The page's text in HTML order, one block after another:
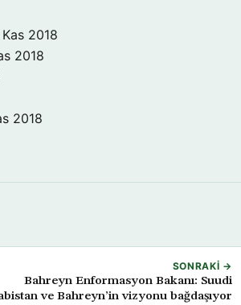
Kas 2018
2018
2018
SONRAKI →
Bahreyn Enformasyon Bakanı: Suudi
ve Bahreyn’in vizyonu bağdaşıyor